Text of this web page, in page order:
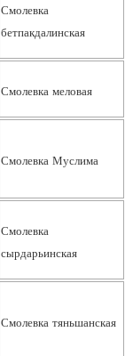
Смолевка
бетпакдалинская
Смолевка меловая
Смолевка Муслима
Смолевка
сырдарьинская
Смолевка тяньшанская